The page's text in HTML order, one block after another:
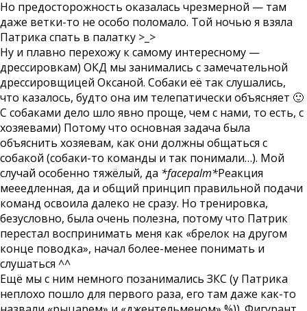
Но предосторожность оказалась чрезмерной — там
даже ветки-то не особо поломало. Той ночью я взяла
Патрика спать в палатку >_>
Ну и плавно перехожу к самому интересному —
дрессировкам) ОКД мы занимались с замечательной
дрессировщицей Оксаной. Собаки её так слушались,
что казалось, будто она им телепатически объясняет 🙂
С собаками дело шло явно проще, чем с нами, то есть, с
хозяевами) Потому что основная задача была
объяснить хозяевам, как они должны общаться с
собакой (собаки-то команды и так понимали…). Мой
случай особенно тяжёлый, да *facepalm*Реакция
мееедленная, да и общий принцип правильной подачи
команд освоила далеко не сразу. Но тренировка,
безусловно, была очень полезна, потому что Патрик
перестал воспринимать меня как «брелок на другом
конце поводка», начал более-менее понимать и
слушаться ^^
Ещё мы с ним немного позанимались ЗКС (у Патрика
неплохо пошло для первого раза, его там даже как-то